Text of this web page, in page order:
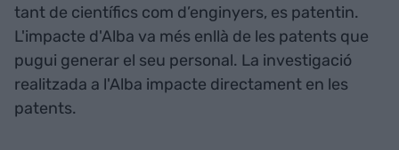
tant de científics com d’enginyers, es patentin.
L'impacte d'Alba va més enllà de les patents que
pugui generar el seu personal. La investigació
realitzada a l'Alba impacte directament en les
patents.